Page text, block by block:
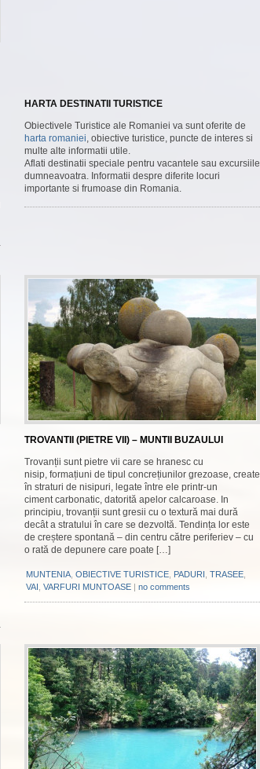
HARTA DESTINATII TURISTICE
Obiectivele Turistice ale Romaniei va sunt oferite de
harta romaniei, obiective turistice, puncte de interes si
multe alte informatii utile.
Aflati destinatii speciale pentru vacantele sau excursiile
dumneavoatra. Informatii despre diferite locuri
importante si frumoase din Romania.
TROVANTII (PIETRE VII) – MUNTII BUZAULUI
Trovanții sunt pietre vii care se hranesc cu
nisip, formațiuni de tipul concrețiunilor grezoase, create
în straturi de nisipuri, legate între ele printr-un
ciment carbonatic, datorită apelor calcaroase. In
principiu, trovanții sunt gresii cu o textură mai dură
decât a stratului în care se dezvoltă. Tendința lor este
de creștere spontană – din centru către periferiev – cu
o rată de depunere care poate […]
MUNTENIA OBIECTIVE TURISTICE PADURI TRASEE
VAI VARFURI MUNTOASE | no comments